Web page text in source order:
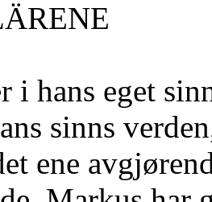
i hans eget
sinns
ene